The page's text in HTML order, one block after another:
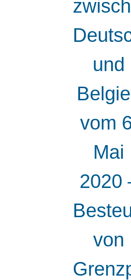
und
vom
Mai
2020
von